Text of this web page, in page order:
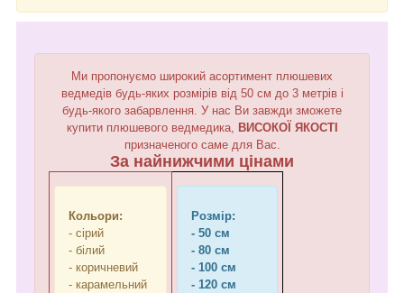
Ми пропонуємо широкий асортимент плюшевих
ведмедів будь-яких розмірів від 50 см до 3 метрів і
будь-якого забарвлення. У нас Ви завжди зможете
купити плюшевого ведмедика, ВИСОКОЇ ЯКОСТІ
призначеного саме для Вас.
За найнижчими цінами
Кольори:
- сірий
- білий
- коричневий
- карамельний
Розмір:
- 50 см
- 80 см
- 100 см
- 120 см